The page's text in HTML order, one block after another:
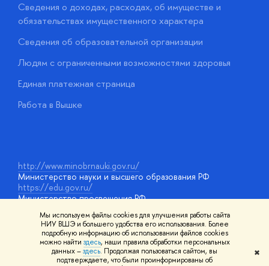
Мы используем файлы cookies для улучшения работы сайта
НИУ ВШЭ и большего удобства его использования. Более
подробную информацию об использовании файлов cookies
можно найти здесь, наши правила обработки персональных
данных –здесь. Продолжая пользоваться сайтом, вы
подтверждаете, что были проинформированы об
✖
Сведения о доходах, расходах, об имуществе и
обязательствах имущественного характера
Сведения об образовательной организации
Людям с ограниченными возможностями здоровья
Единая платежная страница
Работа в Вышке
http://www.minobrnauki.gov.ru/
Министерство науки и высшего образования РФ
https://edu.gov.ru/
Министерство просвещения РФ
https://elearning.hse.ru/mooc
Массовые открытые онлайн-курсы
© НИУ ВШЭ 1993–2026 Адреса и контактыУсловия